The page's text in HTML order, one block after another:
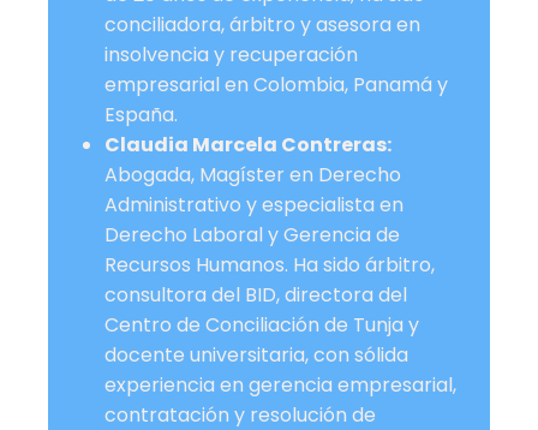
conciliadora, árbitro y asesora en
insolvencia y recuperación
empresarial en Colombia, Panamá y
España.
Claudia Marcela Contreras:
Abogada, Magíster en Derecho
Administrativo y especialista en
Derecho Laboral y Gerencia de
Recursos Humanos. Ha sido árbitro,
consultora del BID, directora del
Centro de Conciliación de Tunja y
docente universitaria, con sólida
experiencia en gerencia empresarial,
contratación y resolución de